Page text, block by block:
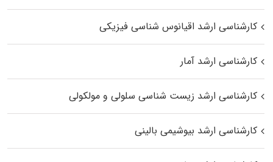
کارشناسی ارشد اقیانوس‌ شناسی فیزیکی
کارشناسی ارشد آمار
کارشناسی ارشد زیست شناسی سلولی و مولکولی
کارشناسی ارشد بیوشیمی بالینی